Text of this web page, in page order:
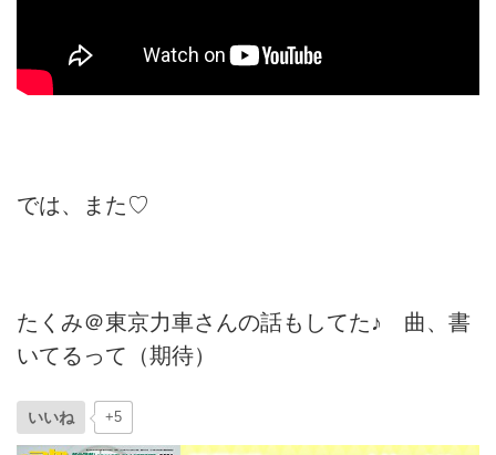
では、また♡
たくみ＠東京力車さんの話もしてた♪ 曲、書
いてるって（期待）
いいね +5